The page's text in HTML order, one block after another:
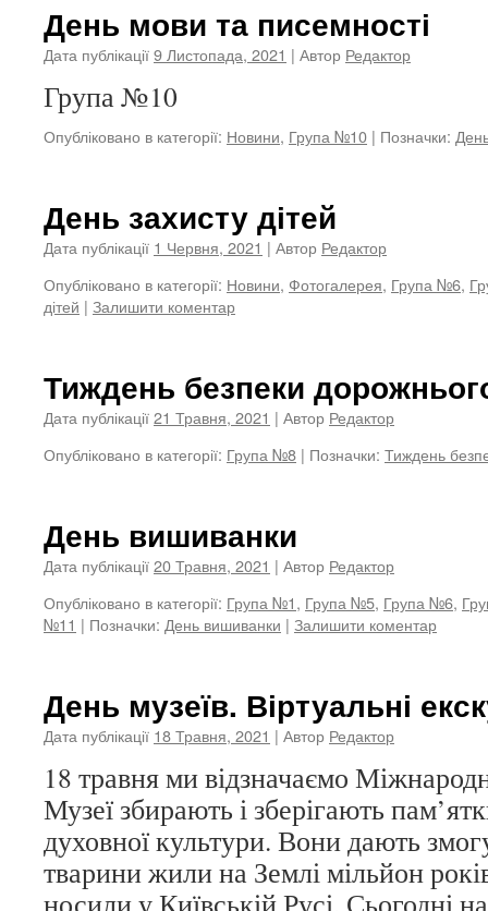
День мови та писемності
Дата публікації9 Листопада, 2021 | Автор Редактор
Група №10
Опубліковано в категорії: Новини, Група №10 | Позначки:
День захисту дітей
Дата публікації 1 Червня, 2021 | Автор Редактор
Опубліковано в категорії: Новини, Фотогалерея, Група №6,
дітей | Залишити коментар
Тиждень безпеки
Дата публікації21 Травня, 2021 | Автор Редактор
Опубліковано в категорії: Група №8 | Позначки: Тиждень
День вишиванки
Дата публікації20 Травня, 2021 | Автор Редактор
Опубліковано в категорії: Група №1, Група №5, Група №6,
№11 | Позначки: День вишиванки | Залишити коментар
День музеїв. Віртуальні
Дата публікації 18 Травня, 2021 | Автор Редактор
18 травня ми відзначаємо
Музеї збирають і зберігають
духовної культури. Вони дають
тварини жили на Землі мільйон
носили у Київській Русі. Сьогодні